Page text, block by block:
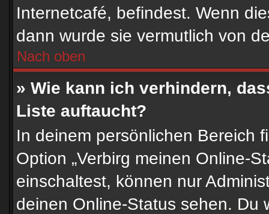
Internetcafé, befindest. Wenn
dann wurde sie vermutlich von
Nach oben
» Wie kann ich verhindern,
Liste auftaucht?
In deinem persönlichen Bereich
Option „Verbirg meinen Online-
einschaltest, können nur
deinen Online-Status sehen. Du